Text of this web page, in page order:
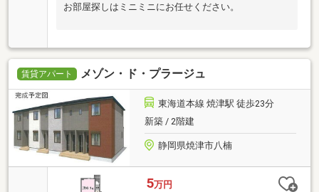
お部屋探しはミニミニにお任せください。
賃貸アパート メゾン・ド・プラージュ
東海道本線 焼津駅 徒歩23分
新築 / 2階建
静岡県焼津市八楠
5万円